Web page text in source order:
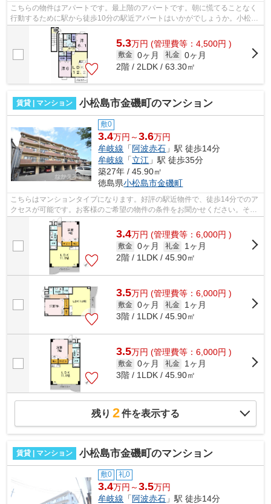
こちらの物件はアパートです。最上階のアパートです。朝に慌てることなく
行動するために駅から徒歩10分の駅近アパートはいかがでしょうか。小松島
市にある物件はたいへん魅力的です。...
5.3万円 (管理費等：4,500円 )
敷金 0ヶ月 礼金 0ヶ月
2階 / 2LDK / 63.30㎡
賃貸 | マンション 小松島市金磯町のマンション
敷0
3.4万円～3.6万円
牟岐線 「 阿波赤石 」駅 徒歩14分
牟岐線 「立江 」駅 徒歩35分
築27年 / 45.90㎡
徳島県小松島市金磯町
こちらはマンションタイプになります。好評の駅近物件で、徒歩14分でのア
クセスが可能です。お客様のご希望の物件の条件をお聞かせください。その
条件に合った物件を私たちスタッフ一...
3.4万円 (管理費等：6,000円 )
敷金 0ヶ月 礼金
1ヶ月
2階 / 1LDK / 45.90㎡
3.5万円 (管理費等：6,000円 )
敷金 0ヶ月 礼金
1ヶ月
3階 / 1LDK / 45.90㎡
3.5万円 (管理費等：6,000円 )
敷金 0ヶ月 礼金
1ヶ月
3階 / 1LDK / 45.90㎡
残り 2件を表示する
賃貸 | マンション 小松島市金磯町のマンション
敷0 礼0
3.4万円～3.5万円
牟岐線 「 阿波赤石 」駅 徒歩14分